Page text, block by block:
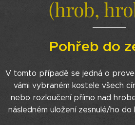
(hrob,
Pohřeb do
V tomto případě se jedná o
vámi vybraném kostele všech
nebo rozloučení přímo nad
následném uložení zesnulé/ho